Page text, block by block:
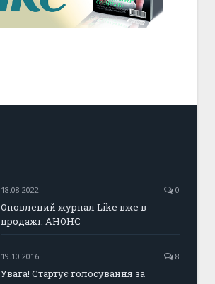
18.08.2022 0
Оновлений журнал Like вже в
продажі. АНОНС
19.10.2016 8
Увага! Стартує голосування за